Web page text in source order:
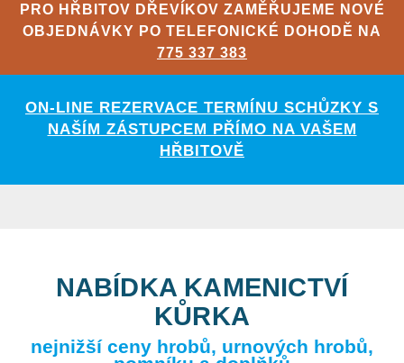
PRO HŘBITOV DŘEVÍKOV ZAMĚŘUJEME NOVÉ
OBJEDNÁVKY PO TELEFONICKÉ DOHODĚ NA
775 337 383
ON-LINE REZERVACE TERMÍNU SCHŮZKY S
NAŠÍM ZÁSTUPCEM PŘÍMO NA VAŠEM
HŘBITOVĚ
NABÍDKA KAMENICTVÍ
KŮRKA
nejnižší ceny hrobů, urnových hrobů,